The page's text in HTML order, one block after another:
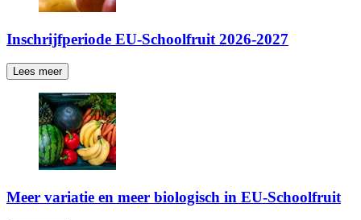
Inschrijfperiode EU-Schoolfruit 2026-2027
Lees meer
Meer variatie en meer biologisch in EU-Schoolfruit